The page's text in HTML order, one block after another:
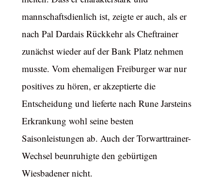
mannschaftsdienlich ist, zeigte er auch, als er
nach Pal Dardais Rückkehr als Cheftrainer
zunächst wieder auf der Bank Platz nehmen
musste. Vom ehemaligen Freiburger war nur
positives zu hören, er akzeptierte die
Entscheidung und lieferte nach Rune Jarsteins
Erkrankung wohl seine besten
Saisonleistungen ab. Auch der Torwarttrainer-
Wechsel beunruhigte den gebürtigen
Wiesbadener nicht.